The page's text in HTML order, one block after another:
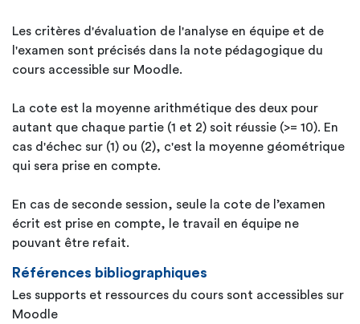
Les critères d'évaluation de l'analyse en équipe et de
l'examen sont précisés dans la note pédagogique du
cours accessible sur Moodle.
La cote est la moyenne arithmétique des deux pour
autant que chaque partie (1 et 2) soit réussie (>= 10). En
cas d'échec sur (1) ou (2), c'est la moyenne géométrique
qui sera prise en compte.
En cas de seconde session, seule la cote de l’examen
écrit est prise en compte, le travail en équipe ne
pouvant être refait.
Références bibliographiques
Les supports et ressources du cours sont accessibles sur
Moodle